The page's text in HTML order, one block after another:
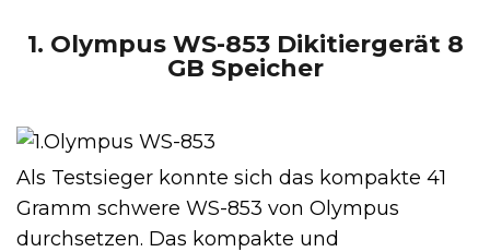
1. Olympus WS-853 Dikitiergerät 8
GB Speicher
Als Testsieger konnte sich das kompakte 41
Gramm schwere WS-853 von Olympus
durchsetzen. Das kompakte und